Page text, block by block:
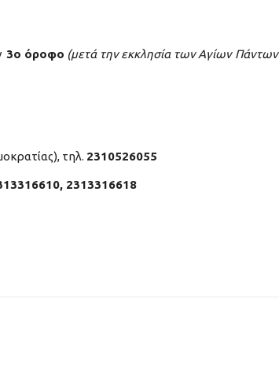
3ο όροφο (μετά την εκκλησία των Αγίων Πάντων
τηλ. 2310526055
2313316618